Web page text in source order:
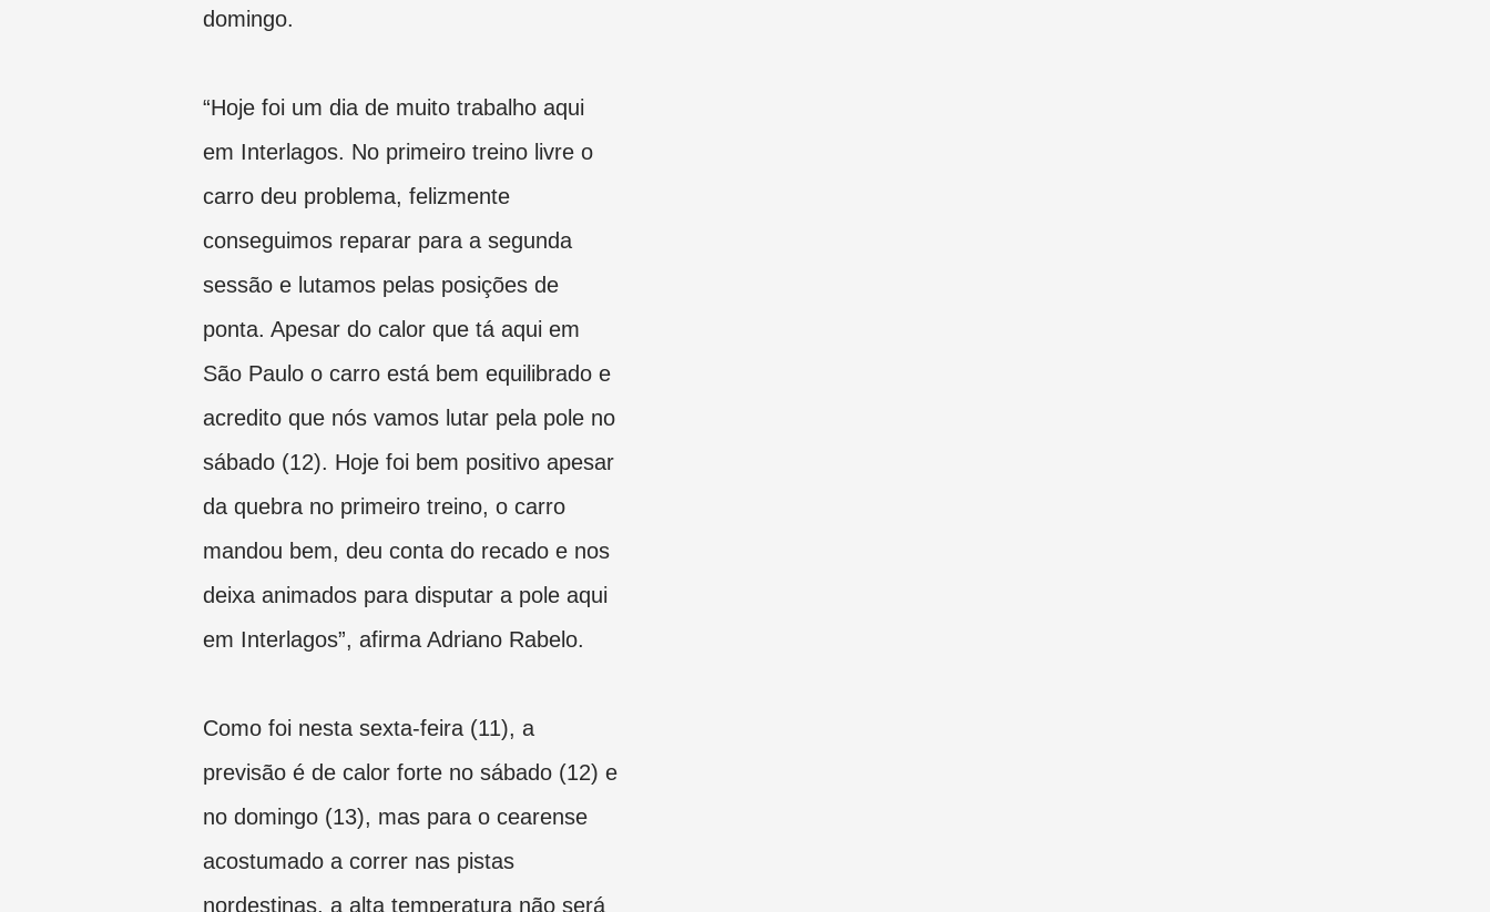
domingo.
“Hoje foi um dia de muito trabalho aqui
em Interlagos. No primeiro treino livre o
carro deu problema, felizmente
conseguimos reparar para a segunda
sessão e lutamos pelas posições de
ponta. Apesar do calor que tá aqui em
São Paulo o carro está bem equilibrado e
acredito que nós vamos lutar pela pole no
sábado (12). Hoje foi bem positivo apesar
da quebra no primeiro treino, o carro
mandou bem, deu conta do recado e nos
deixa animados para disputar a pole aqui
em Interlagos”, afirma Adriano Rabelo.
Como foi nesta sexta-feira (11), a
previsão é de calor forte no sábado (12) e
no domingo (13), mas para o cearense
acostumado a correr nas pistas
nordestinas, a alta temperatura não será